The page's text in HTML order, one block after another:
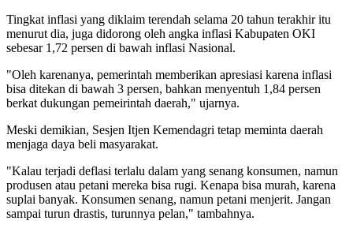
Tingkat inflasi yang diklaim terendah selama 20 tahun terakhir itu
menurut dia, juga didorong oleh angka inflasi Kabupaten OKI
sebesar 1,72 persen di bawah inflasi Nasional.
"Oleh karenanya, pemerintah memberikan apresiasi karena inflasi
bisa ditekan di bawah 3 persen, bahkan menyentuh 1,84 persen
berkat dukungan pemeirintah daerah," ujarnya.
Meski demikian, Sesjen Itjen Kemendagri tetap meminta daerah
menjaga daya beli masyarakat.
"Kalau terjadi deflasi terlalu dalam yang senang konsumen, namun
produsen atau petani mereka bisa rugi. Kenapa bisa murah, karena
suplai banyak. Konsumen senang, namun petani menjerit. Jangan
sampai turun drastis, turunnya pelan," tambahnya.